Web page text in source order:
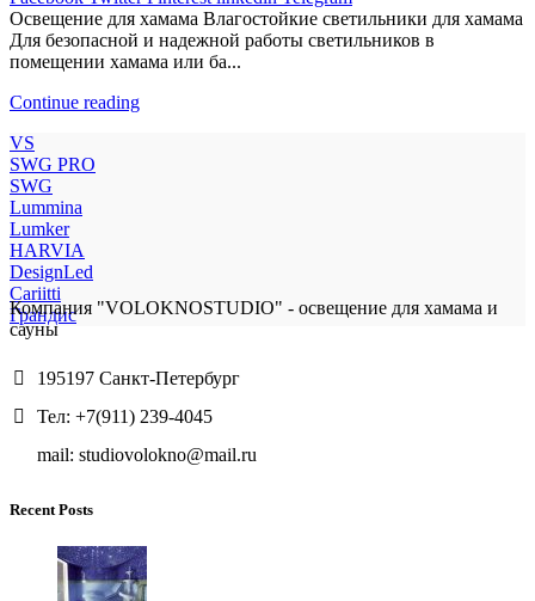
Освещение для хамама Влагостойкие светильники для хамама
Для безопасной и надежной работы светильников в
помещении хамама или ба...
Continue reading
VS
SWG PRO
SWG
Lummina
Lumker
HARVIA
DesignLed
Cariitti
Грандис
Компания "VOLOKNOSTUDIO" - освещение для хамама и
сауны
195197 Санкт-Петербург
Тел: +7(911) 239-4045
mail: studiovolokno@mail.ru
Recent Posts